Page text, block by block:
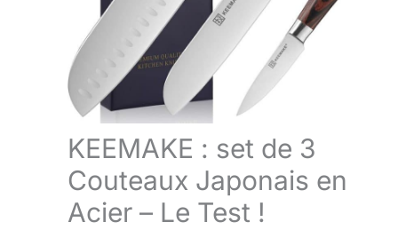
KEEMAKE : set de 3
Couteaux Japonais en
Acier – Le Test !